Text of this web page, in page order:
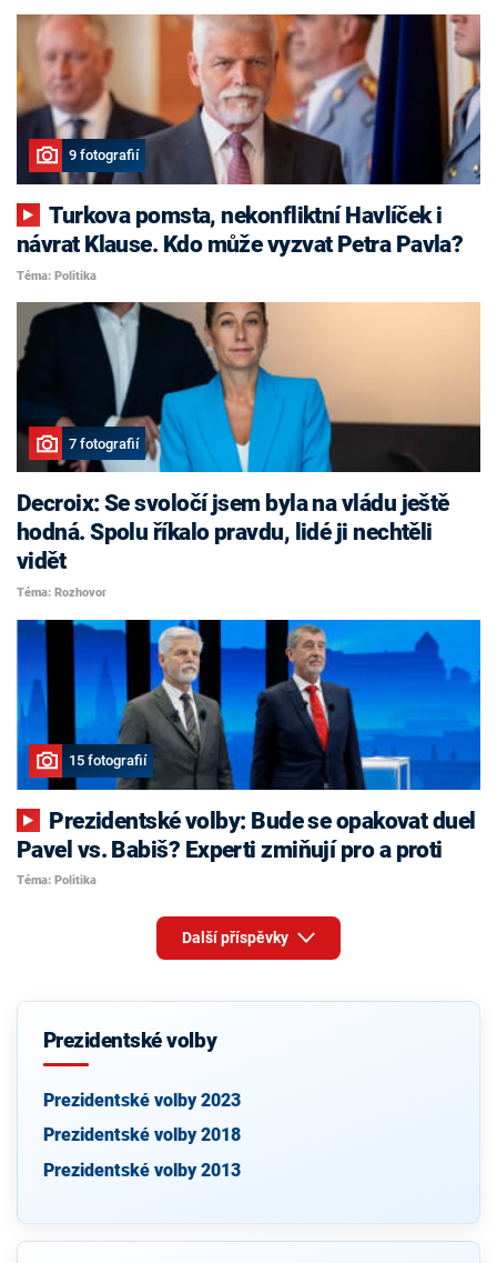
9 fotografií
Turkova pomsta, nekonfliktní Havlíček i
návrat Klause. Kdo může vyzvat Petra Pavla?
Téma: Politika
7 fotografií
Decroix: Se svoločí jsem byla na vládu ještě
hodná. Spolu říkalo pravdu, lidé ji nechtěli
vidět
Téma: Rozhovor
15 fotografií
Pavel vs. Babiš? Experti zmiňují pro a proti
Téma: Politika
Další příspěvky
Prezidentské volby
Prezidentské volby 2023
Prezidentské volby 2018
Prezidentské volby 2013